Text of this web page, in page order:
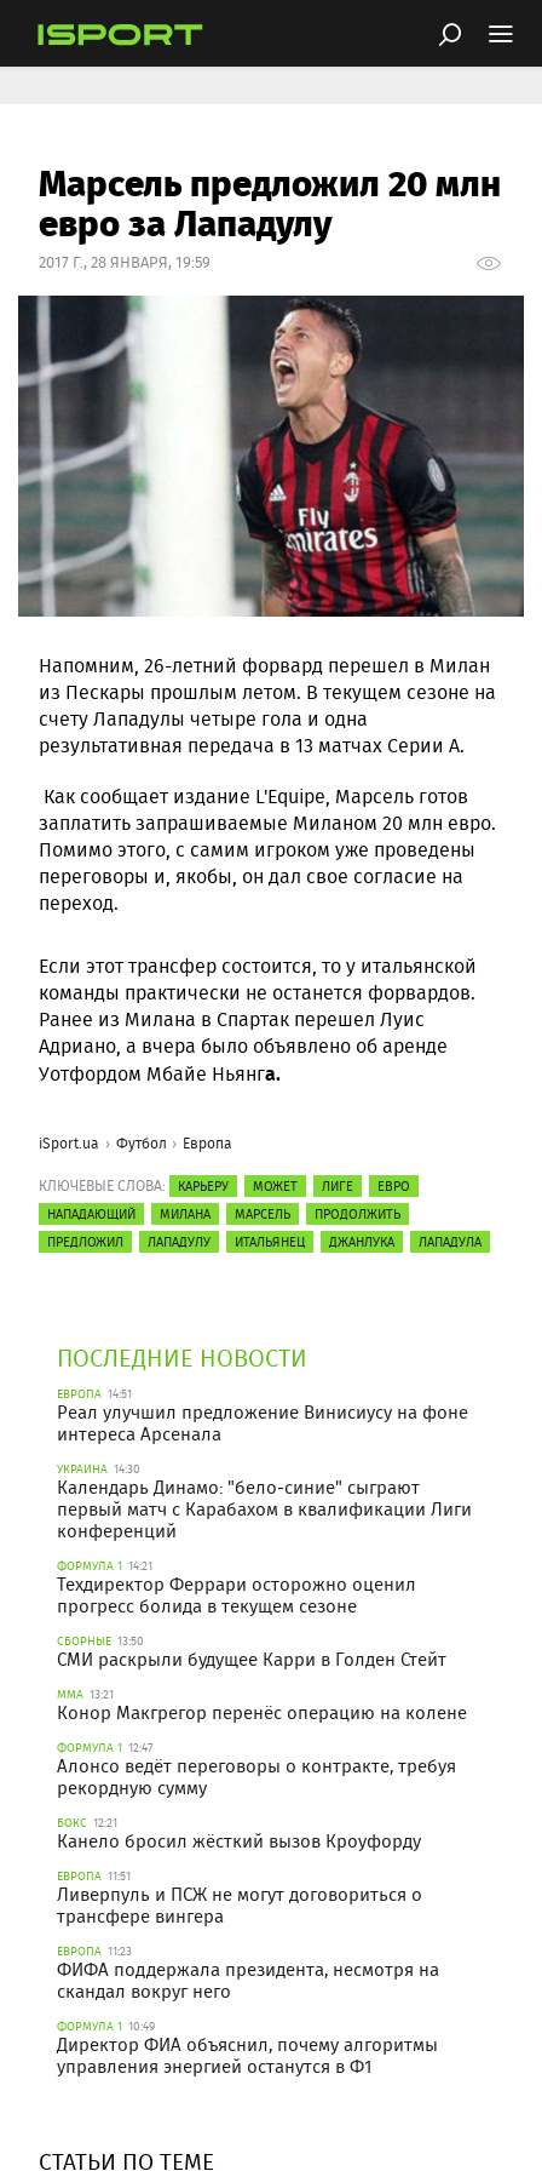
Марсель предложил 20 млн
евро за Лападулу
2017 Г., 28 ЯНВАРЯ, 19:59
Напомним, 26-летний форвард перешел в Милан
из Пескары прошлым летом. В текущем сезоне на
счету Лападулы четыре гола и одна
результативная передача в 13 матчах Серии А.
Как сообщает издание L'Equipe, Марсель готов
заплатить запрашиваемые Миланом 20 млн евро.
Помимо этого, с самим игроком уже проведены
переговоры и, якобы, он дал свое согласие на
переход.
Если этот трансфер состоится, то у итальянской
команды практически не останется форвардов.
Ранее из Милана в Спартак перешел Луис
Адриано, а вчера было объявлено об аренде
Уотфордом Мбайе Ньянга.
iSport.ua Футбол Европа
КЛЮЧЕВЫЕ СЛОВА: КАРЬЕРУ МОЖЕТ ЛИГЕ
ЕВРО
НАПАДАЮЩИЙ
МИЛАНА МАРСЕЛЬ
ПРОДОЛЖИТЬ
ПРЕДЛОЖИЛ
ЛАПАДУЛУ ИТАЛЬЯНЕЦ ДЖАНЛУКА ЛАПАДУЛА
ПОСЛЕДНИЕ НОВОСТИ
ЕВРОПА 14:51
Реал улучшил предложение Винисиусу на фоне
интереса Арсенала
УКРАИНА 14:30
Календарь Динамо: "бело-синие" сыграют
первый матч с Карабахом в квалификации Лиги
конференций
ФОРМУЛА 1 14:21
Техдиректор Феррари осторожно оценил
прогресс болида в текущем сезоне
СБОРНЫЕ 13:50
СМИ раскрыли будущее Карри в Голден Стейт
ММА 13:21
Конор Макгрегор перенёс операцию на колене
ФОРМУЛА 1 12:47
Алонсо ведёт переговоры о контракте, требуя
рекордную сумму
БОКС 12:21
Канело бросил жёсткий вызов Кроуфорду
ЕВРОПА 11:51
Ливерпуль и ПСЖ не могут договориться о
трансфере вингера
ЕВРОПА 11:23
ФИФА поддержала президента, несмотря на
скандал вокруг него
ФОРМУЛА 1 10:49
Директор ФИА объяснил, почему алгоритмы
управления энергией останутся в Ф1
СТАТЬИ ПО ТЕМЕ